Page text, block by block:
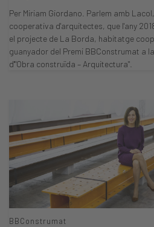
Per Miriam Giordano. Parlem amb Lacol,
cooperativa d'arquitectes, que l'any
el projecte de La Borda, habitatge
guanyador del Premi BBConstrumat a
d'"Obra construïda – Arquitectura".
BBConstrumat